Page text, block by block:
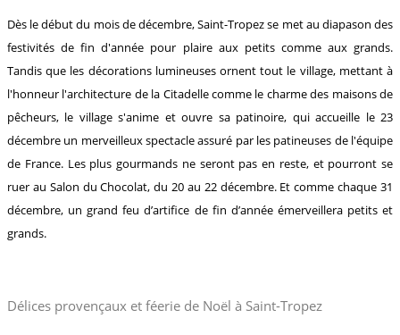
Dès le début du mois de décembre, Saint-Tropez se met au diapason des
festivités de fin d'année pour plaire aux petits comme aux grands.
Tandis que les décorations lumineuses ornent tout le village, mettant à
l'honneur l'architecture de la Citadelle comme le charme des maisons de
pêcheurs, le village s'anime et ouvre sa patinoire, qui accueille le 23
décembre un merveilleux spectacle assuré par les patineuses de l'équipe
de France. Les plus gourmands ne seront pas en reste, et pourront se
ruer au Salon du Chocolat, du 20 au 22 décembre. Et comme chaque 31
décembre, un grand feu d’artifice de fin d’année émerveillera petits et
grands.
Délices provençaux et féerie de Noël à Saint-Tropez